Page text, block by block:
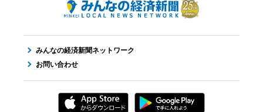
みんなの経済新聞ネットワーク
お問い合わせ